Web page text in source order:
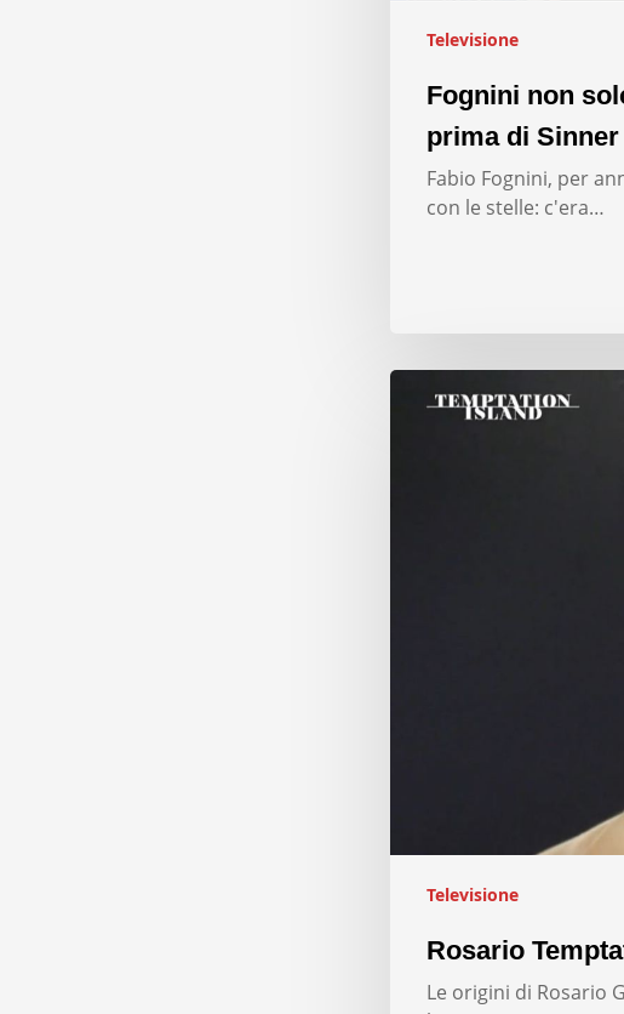
Televisione
Fognini non
prima di Sinner
Fabio Fognini, per
con le stelle: c'era…
Televisione
Rosario
Le origini di Rosario